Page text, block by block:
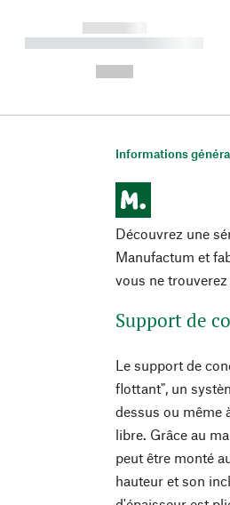
------------
----------- ----------- ----------
Informations
Découvrez une
Manufactum et
vous ne
Support de
Le support de
flottant", un
dessus ou même
libre. Grâce au
peut être monté
hauteur et son